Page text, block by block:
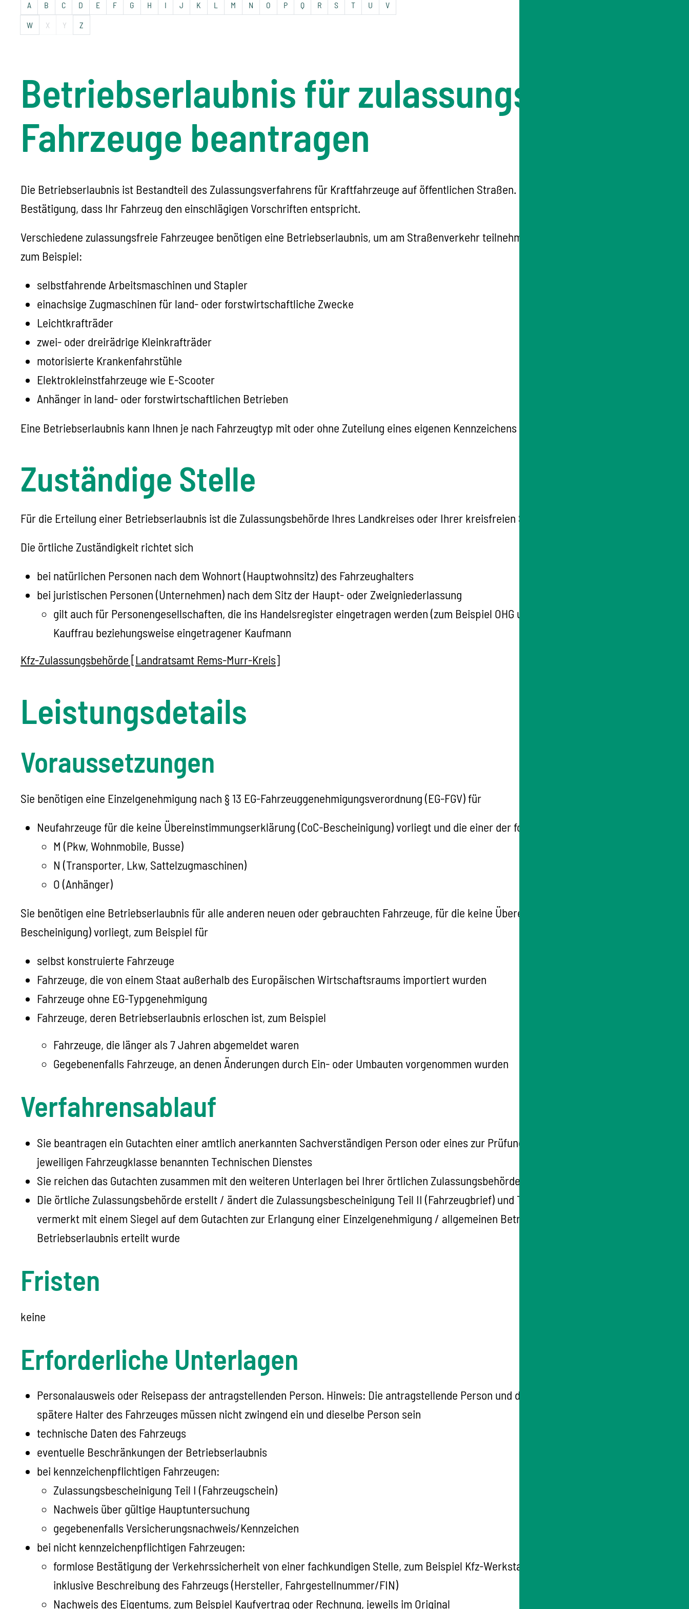
A B C D E F G H I J K L M N O P Q R S T U V
W X Y Z
Betriebserlaubnis für zulassungsfreie
Fahrzeuge beantragen
Die Betriebserlaubnis ist Bestandteil des Zulassungsverfahrens für Kraftfahrzeuge auf öffentlichen Straßen. Eine Betriebserlaubnis ist eine
Bestätigung, dass Ihr Fahrzeug den einschlägigen Vorschriften entspricht.
Verschiedene zulassungsfreie Fahrzeugee benötigen eine Betriebserlaubnis, um am Straßenverkehr teilnehmen zu können. Dazu gehören
zum Beispiel:
selbstfahrende Arbeitsmaschinen und Stapler
einachsige Zugmaschinen für land- oder forstwirtschaftliche Zwecke
Leichtkrafträder
zwei- oder dreirädrige Kleinkrafträder
motorisierte Krankenfahrstühle
Elektrokleinstfahrzeuge wie E-Scooter
Anhänger in land- oder forstwirtschaftlichen Betrieben
Eine Betriebserlaubnis kann Ihnen je nach Fahrzeugtyp mit oder ohne Zuteilung eines eigenen Kennzeichens erteilt werden.
Zuständige Stelle
Für die Erteilung einer Betriebserlaubnis ist die Zulassungsbehörde Ihres Landkreises oder Ihrer kreisfreien Stadt zuständig.
Die örtliche Zuständigkeit richtet sich
bei natürlichen Personen nach dem Wohnort (Hauptwohnsitz) des Fahrzeughalters
bei juristischen Personen (Unternehmen) nach dem Sitz der Haupt- oder Zweigniederlassung
gilt auch für Personengesellschaften, die ins Handelsregister eingetragen werden (zum Beispiel OHG und KG) oder eingetragene
Kauffrau beziehungsweise eingetragener Kaufmann
Kfz-Zulassungsbehörde [Landratsamt Rems-Murr-Kreis]
Leistungsdetails
Voraussetzungen
Sie benötigen eine Einzelgenehmigung nach § 13 EG-Fahrzeuggenehmigungsverordnung (EG-FGV) für
Neufahrzeuge für die keine Übereinstimmungserklärung (CoC-Bescheinigung) vorliegt und die einer der folgenden Klassen angehören
M (Pkw, Wohnmobile, Busse)
N (Transporter, Lkw, Sattelzugmaschinen)
O (Anhänger)
Sie benötigen eine Betriebserlaubnis für alle anderen neuen oder gebrauchten Fahrzeuge, für die keine Übereinstimmungserklärung (CoC-
Bescheinigung) vorliegt, zum Beispiel für
selbst konstruierte Fahrzeuge
Fahrzeuge, die von einem Staat außerhalb des Europäischen Wirtschaftsraums importiert wurden
Fahrzeuge ohne EG-Typgenehmigung
Fahrzeuge, deren Betriebserlaubnis erloschen ist, zum Beispiel
Fahrzeuge, die länger als 7 Jahren abgemeldet waren
Gegebenenfalls Fahrzeuge, an denen Änderungen durch Ein- oder Umbauten vorgenommen wurden
Verfahrensablauf
Sie beantragen ein Gutachten einer amtlich anerkannten Sachverständigen Person oder eines zur Prüfung von Gesamtfahrzeugen der
jeweiligen Fahrzeugklasse benannten Technischen Dienstes
Sie reichen das Gutachten zusammen mit den weiteren Unterlagen bei Ihrer örtlichen Zulassungsbehörde ein
Die örtliche Zulassungsbehörde erstellt / ändert die Zulassungsbescheinigung Teil II (Fahrzeugbrief) und Teil I (Fahrzeugschein) oder
vermerkt mit einem Siegel auf dem Gutachten zur Erlangung einer Einzelgenehmigung / allgemeinen Betriebserlaubnis, dass die
Betriebserlaubnis erteilt wurde
Fristen
keine
Erforderliche Unterlagen
Personalausweis oder Reisepass der antragstellenden Person. Hinweis: Die antragstellende Person und die spätere Halterin oder der
spätere Halter des Fahrzeuges müssen nicht zwingend ein und dieselbe Person sein
technische Daten des Fahrzeugs
eventuelle Beschränkungen der Betriebserlaubnis
bei kennzeichenpflichtigen Fahrzeugen:
Zulassungsbescheinigung Teil I (Fahrzeugschein)
Nachweis über gültige Hauptuntersuchung
gegebenenfalls Versicherungsnachweis/Kennzeichen
bei nicht kennzeichenpflichtigen Fahrzeugen:
formlose Bestätigung der Verkehrssicherheit von einer fachkundigen Stelle, zum Beispiel Kfz-Werkstatt oder Sachverständiger,
inklusive Beschreibung des Fahrzeugs (Hersteller, Fahrgestellnummer/FIN)
Nachweis des Eigentums, zum Beispiel Kaufvertrag oder Rechnung, jeweils im Original